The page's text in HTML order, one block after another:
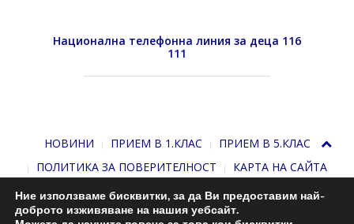
Национална телефонна линия за деца 116
111
НОВИНИ ПРИЕМ В 1.КЛАС
ПРИЕМ В 5.КЛАС
ПОЛИТИКА ЗА ПОВЕРИТЕЛНОСТ
КАРТА НА САЙТА
Ние използваме бисквитки, за да Ви предоставим най-
доброто изживяване на нашия уебсайт.